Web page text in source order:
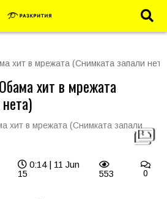
хит в мрежата (Снимката запали
хит в мрежата
0:14 | 11 Jun
15
553 0